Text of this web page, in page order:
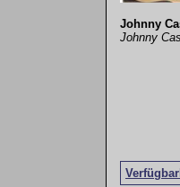
Johnny
Johnny